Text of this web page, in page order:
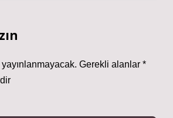
Gerekli alanlar *